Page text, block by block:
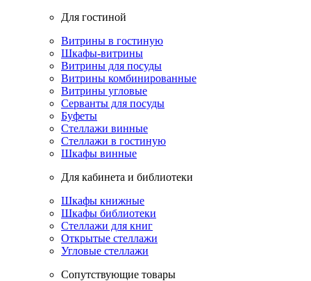
Для гостиной
Витрины в гостиную
Шкафы-витрины
Витрины для посуды
Витрины комбинированные
Витрины угловые
Серванты для посуды
Буфеты
Стеллажи винные
Стеллажи в гостиную
Шкафы винные
Для кабинета и библиотеки
Шкафы книжные
Шкафы библиотеки
Стеллажи для книг
Открытые стеллажи
Угловые стеллажи
Сопутствующие товары